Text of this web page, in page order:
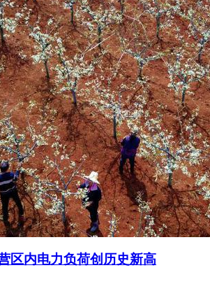
区内电力负荷创历史新高